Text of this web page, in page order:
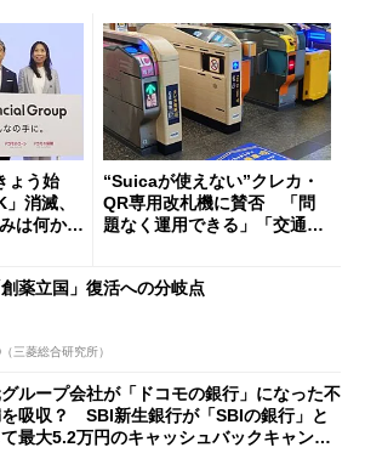
ょう始
消滅、
は何か解
“Suicaが使えない”クレカ・
QR専用改札機に賛否 「問
題なく運用できる」「交通系I
創薬立国」復活への分岐点
三菱総合研究所）
ループ会社が「ドコモの銀行」になった不
吸収？ SBI新生銀行が「SBIの銀行」と
て最大5.2万円のキャッシュバックキャンペ